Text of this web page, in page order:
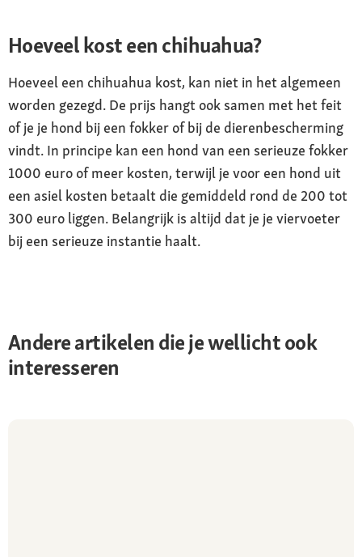
Hoeveel kost een chihuahua?
Hoeveel een chihuahua kost, kan niet in het algemeen
worden gezegd. De prijs hangt ook samen met het feit
of je je hond bij een fokker of bij de dierenbescherming
vindt. In principe kan een hond van een serieuze fokker
1000 euro of meer kosten, terwijl je voor een hond uit
een asiel kosten betaalt die gemiddeld rond de 200 tot
300 euro liggen. Belangrijk is altijd dat je je viervoeter
bij een serieuze instantie haalt.
Andere artikelen die je wellicht ook
interesseren